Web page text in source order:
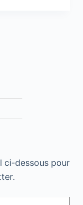
ci-dessous pour